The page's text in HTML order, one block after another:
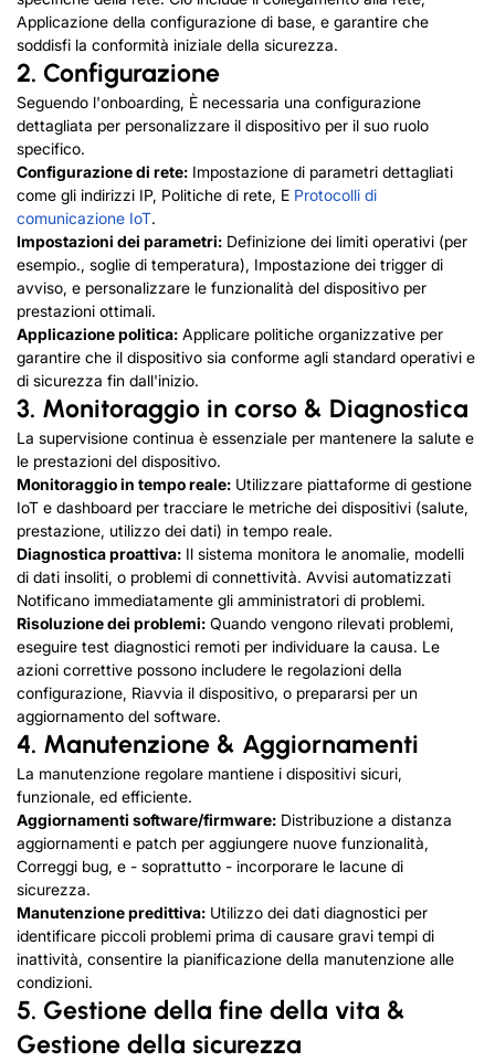
Applicazione della configurazione di base, e garantire che
soddisfi la conformità iniziale della sicurezza.
2. Configurazione
Seguendo l'onboarding, È necessaria una configurazione
dettagliata per personalizzare il dispositivo per il suo ruolo
specifico.
Configurazione di rete: Impostazione di parametri dettagliati
come gli indirizzi IP, Politiche di rete, E Protocolli di
comunicazione IoT.
Impostazioni dei parametri: Definizione dei limiti operativi (per
esempio., soglie di temperatura), Impostazione dei trigger di
avviso, e personalizzare le funzionalità del dispositivo per
prestazioni ottimali.
Applicazione politica: Applicare politiche organizzative per
garantire che il dispositivo sia conforme agli standard operativi e
di sicurezza fin dall'inizio.
3. Monitoraggio in corso & Diagnostica
La supervisione continua è essenziale per mantenere la salute e
le prestazioni del dispositivo.
Monitoraggio in tempo reale: Utilizzare piattaforme di gestione
IoT e dashboard per tracciare le metriche dei dispositivi (salute,
prestazione, utilizzo dei dati) in tempo reale.
Diagnostica proattiva: Il sistema monitora le anomalie, modelli
di dati insoliti, o problemi di connettività. Avvisi automatizzati
Notificano immediatamente gli amministratori di problemi.
Risoluzione dei problemi: Quando vengono rilevati problemi,
eseguire test diagnostici remoti per individuare la causa. Le
azioni correttive possono includere le regolazioni della
configurazione, Riavvia il dispositivo, o prepararsi per un
aggiornamento del software.
4. Manutenzione & Aggiornamenti
La manutenzione regolare mantiene i dispositivi sicuri,
funzionale, ed efficiente.
Aggiornamenti software/firmware: Distribuzione a distanza
aggiornamenti e patch per aggiungere nuove funzionalità,
Correggi bug, e - soprattutto - incorporare le lacune di
sicurezza.
Manutenzione predittiva: Utilizzo dei dati diagnostici per
identificare piccoli problemi prima di causare gravi tempi di
inattività, consentire la pianificazione della manutenzione alle
condizioni.
5. Gestione della fine della vita &
Gestione della sicurezza